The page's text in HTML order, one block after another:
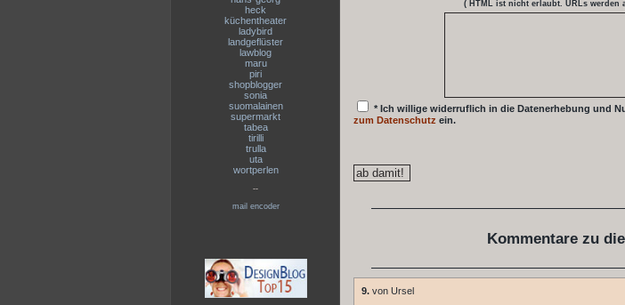
heck
küchentheater
ladybird
landgeflüster
lawblog
maru
piri
shopblogger
sonia
suomalainen
supermarkt
tabea
tirilli
trulla
uta
wortperlen
--
mail encoder
( HTML ist nicht erlaubt. URLs werden
* Ich willige widerruflich in die Datenerhebung und
zum Datenschutz ein.
Kommentare zu
9. von Ursel